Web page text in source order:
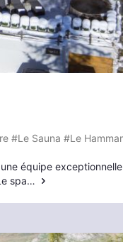
#Le Sauna #Le
équipe
spa…